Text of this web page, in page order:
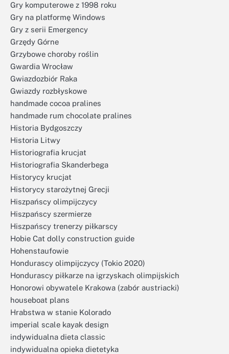
Gry komputerowe z 1998 roku
Gry na platformę Windows
Gry z serii Emergency
Grzędy Górne
Grzybowe choroby roślin
Gwardia Wrocław
Gwiazdozbiór Raka
Gwiazdy rozbłyskowe
handmade cocoa pralines
handmade rum chocolate pralines
Historia Bydgoszczy
Historia Litwy
Historiografia krucjat
Historiografia Skanderbega
Historycy krucjat
Historycy starożytnej Grecji
Hiszpańscy olimpijczycy
Hiszpańscy szermierze
Hiszpańscy trenerzy piłkarscy
Hobie Cat dolly construction guide
Hohenstaufowie
Hondurascy olimpijczycy (Tokio 2020)
Hondurascy piłkarze na igrzyskach olimpijskich
Honorowi obywatele Krakowa (zabór austriacki)
houseboat plans
Hrabstwa w stanie Kolorado
imperial scale kayak design
indywidualna dieta classic
indywidualna opieka dietetyka